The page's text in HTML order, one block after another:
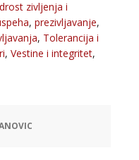
zivljenja i
, prezivljavanje,
, Tolerancija i
, Vestine i integritet,